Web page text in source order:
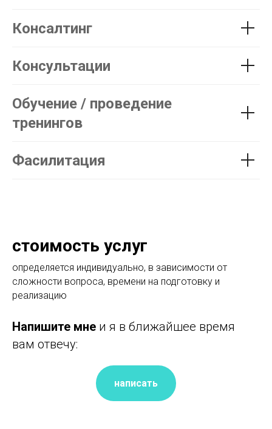
Консалтинг
Консультации
Обучение / проведение
тренингов
Фасилитация
стоимость услуг
определяется индивидуально, в зависимости от
сложности вопроса, времени на подготовку и
реализацию
Напишите мне и я в ближайшее время
вам отвечу:
написать